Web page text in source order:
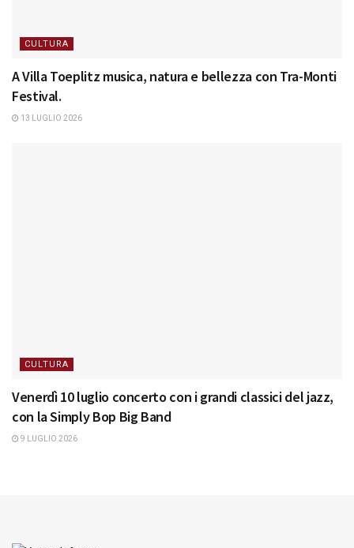
CULTURA
A Villa Toeplitz musica, natura e bellezza con Tra-Monti
Festival.
13 LUGLIO 2026
CULTURA
Venerdì 10 luglio concerto con i grandi classici del jazz,
con la Simply Bop Big Band
9 LUGLIO 2026